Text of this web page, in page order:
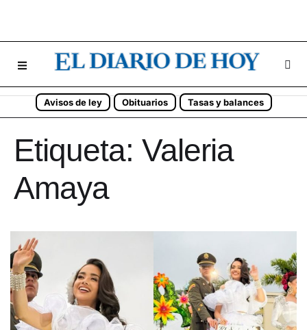
Avisos de ley Obituarios Tasas y balances
Etiqueta: Valeria
Amaya